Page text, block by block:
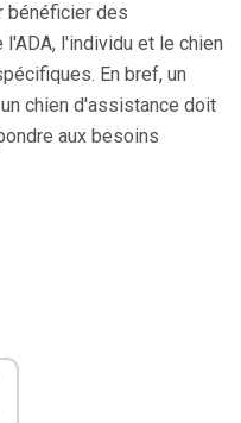
bénéficier des
l'individu et le chien
En bref, un
chien d'assistance doit
aux besoins